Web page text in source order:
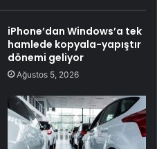
iPhone’dan Windows’a tek
hamlede kopyala-yapıştır
dönemi geliyor
Ağustos 5, 2026